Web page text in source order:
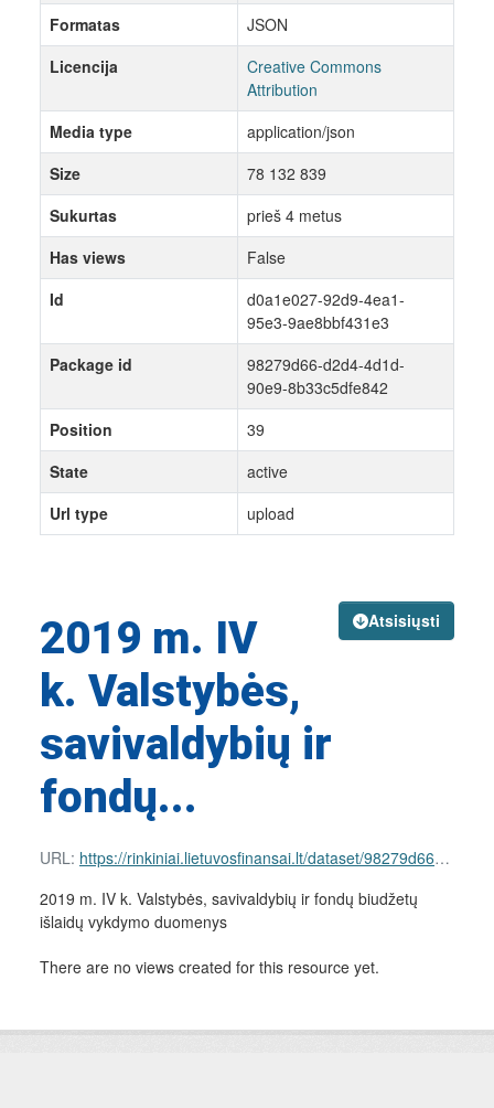
Atsisiųsti
2019 m. IV
k. Valstybės,
savivaldybių ir
fondų...
URL: https://rinkiniai.lietuvosfinansai.lt/dataset/98279d66-d2d4-4d1d-90e9-8b33c5dfe842/resource/d0a1e027-92d9-4ea1-95e3-9ae8bbf431e3/download/nac-expenses.json
2019 m. IV k. Valstybės, savivaldybių ir fondų biudžetų
išlaidų vykdymo duomenys
There are no views created for this resource yet.
Formatas
JSON
Licencija
Creative Commons
Attribution
Media type
application/json
Size
78 132 839
Sukurtas
prieš 4 metus
Has views
False
Id
d0a1e027-92d9-4ea1-
95e3-9ae8bbf431e3
Package id
98279d66-d2d4-4d1d-
90e9-8b33c5dfe842
Position
39
State
active
Url type
upload